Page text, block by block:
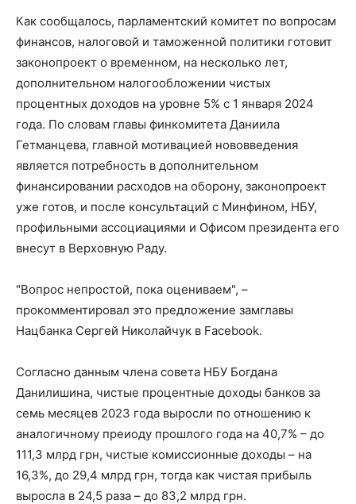
Как сообщалось, парламентский комитет по вопросам
финансов, налоговой и таможенной политики готовит
законопроект о временном, на несколько лет,
дополнительном налогообложении чистых
процентных доходов на уровне 5% с 1 января 2024
года. По словам главы финкомитета Даниила
Гетманцева, главной мотивацией нововведения
является потребность в дополнительном
финансировании расходов на оборону, законопроект
уже готов, и после консультаций с Минфином, НБУ,
профильными ассоциациями и Офисом президента его
внесут в Верховную Раду.
"Вопрос непростой, пока оцениваем", –
прокомментировал это предложение замглавы
Нацбанка Сергей Николайчук в Facebook.
Согласно данным члена совета НБУ Богдана
Данилишина, чистые процентные доходы банков за
семь месяцев 2023 года выросли по отношению к
аналогичному преиоду прошлого года на 40,7% – до
111,3 млрд грн, чистые комиссионные доходы – на
16,3%, до 29,4 млрд грн, тогда как чистая прибыль
выросла в 24,5 раза – до 83,2 млрд грн.